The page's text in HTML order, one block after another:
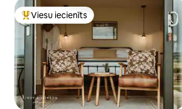
Populārs viesu iecienīts mājoklis
Viesu iecienīts